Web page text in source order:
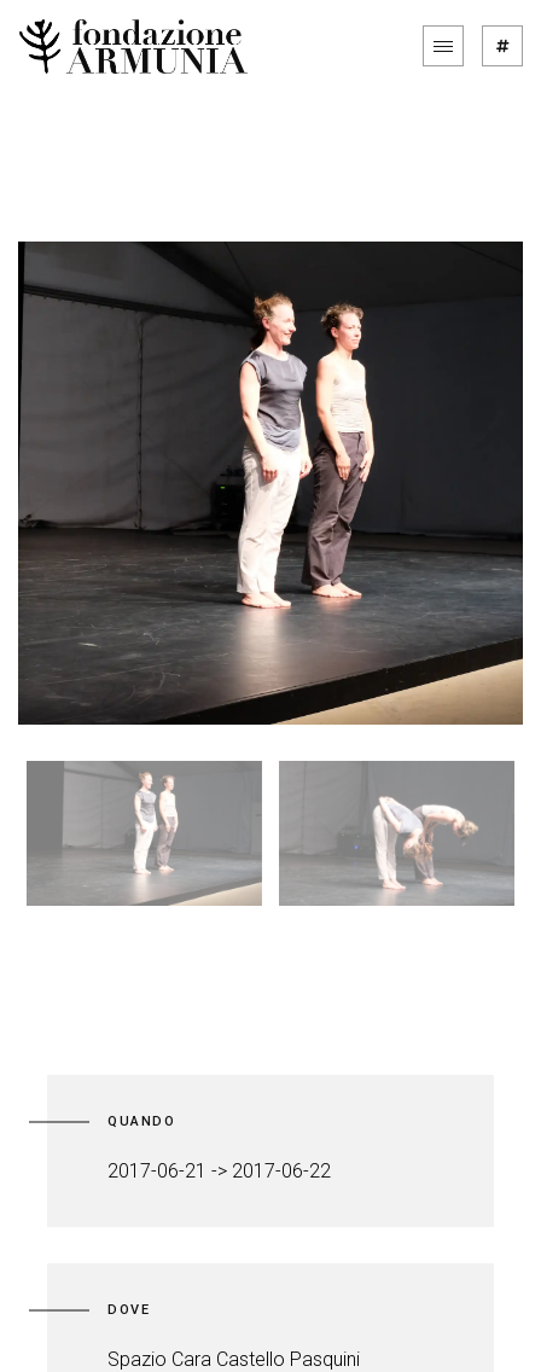
QUANDO
2017-06-21 -> 2017-06-22
DOVE
Spazio Cara Castello Pasquini